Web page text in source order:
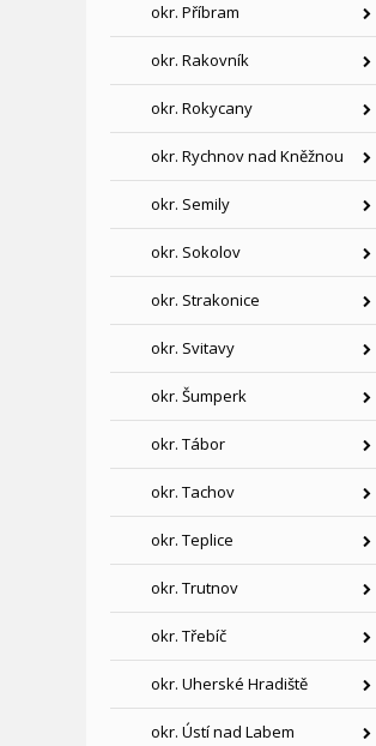
okr. Příbram
okr. Rakovník
okr. Rokycany
okr. Rychnov nad Kněžnou
okr. Semily
okr. Sokolov
okr. Strakonice
okr. Svitavy
okr. Šumperk
okr. Tábor
okr. Tachov
okr. Teplice
okr. Trutnov
okr. Třebíč
okr. Uherské Hradiště
okr. Ústí nad Labem